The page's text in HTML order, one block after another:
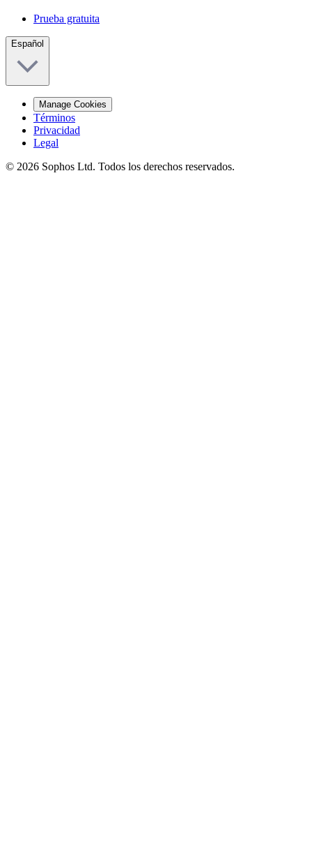
Prueba gratuita
Español
Manage Cookies
Términos
Privacidad
Legal
© 2026 Sophos Ltd. Todos los derechos reservados.